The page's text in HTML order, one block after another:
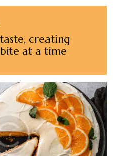
creating
at a time